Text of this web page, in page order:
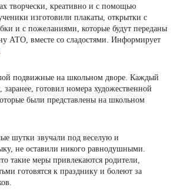
творчески, креативно и с помощью
изготовили плакаты, открытки с
и с пожеланиями, которые будут переданы
АТО, вместе со сладостями. Информирует
подвижные на школьном дворе. Каждый
заранее, готовил номера художественной
были представлены на школьном
шутки звучали под веселую и
не оставили никого равнодушными.
такие меры привлекаются родители,
готовятся к празднику и болеют за